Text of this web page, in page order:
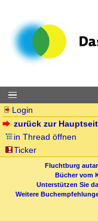
Login
zurück zur
in Thread öffnen
Ticker
Fluchtburg
Bücher vom
Unterstützen Sie
Weitere